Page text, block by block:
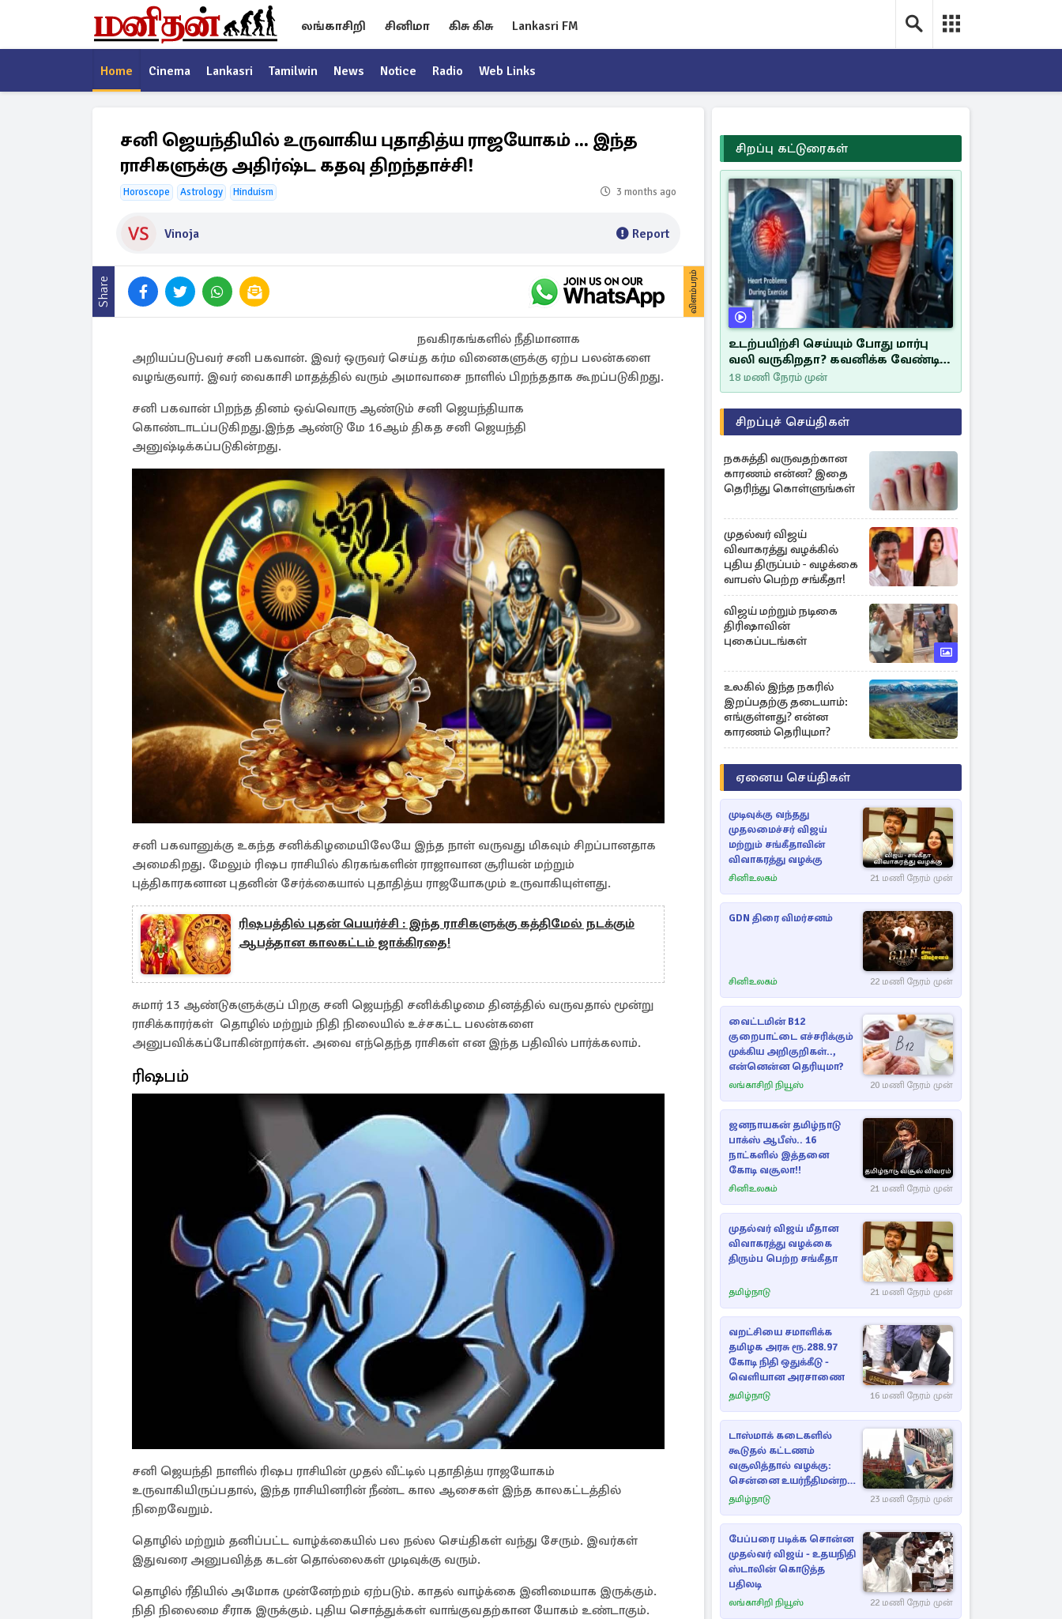
லங்காசிறி சினிமா கிசு கிசு Lankasri FM
Home Cinema Lankasri Tamilwin News Notice Radio Web Links
சனி ஜெயந்தியில் உருவாகிய புதாதித்ய ராஜயோகம் ... இந்த
ராசிகளுக்கு அதிர்ஷ்ட கதவு திறந்தாச்சி!
Horoscope Astrology Hinduism 3 months ago
Vinoja Report
Share விளம்பரம்
நவகிரகங்களில் நீதிமானாக
அறியப்படுபவர் சனி பகவான். இவர் ஒருவர் செய்த கர்ம வினைகளுக்கு ஏற்ப பலன்களை
வழங்குவார். இவர் வைகாசி மாதத்தில் வரும் அமாவாசை நாளில் பிறந்ததாக கூறப்படுகிறது.
சனி பகவான் பிறந்த தினம் ஒவ்வொரு ஆண்டும் சனி ஜெயந்தியாக
கொண்டாடப்படுகிறது.இந்த ஆண்டு மே 16ஆம் திகத சனி ஜெயந்தி
அனுஷ்டிக்கப்படுகின்றது.
சனி பகவானுக்கு உகந்த சனிக்கிழமையிலேயே இந்த நாள் வருவது மிகவும் சிறப்பானதாக
அமைகிறது. மேலும் ரிஷப ராசியில் கிரகங்களின் ராஜாவான சூரியன் மற்றும்
புத்திகாரகனான புதனின் சேர்க்கையால் புதாதித்ய ராஜயோகமும் உருவாகியுள்ளது.
ரிஷபத்தில் புதன் பெயர்ச்சி : இந்த ராசிகளுக்கு கத்திமேல் நடக்கும்
ஆபத்தான காலகட்டம் ஜாக்கிரதை!
சுமார் 13 ஆண்டுகளுக்குப் பிறகு சனி ஜெயந்தி சனிக்கிழமை தினத்தில் வருவதால் மூன்று
ராசிக்காரர்கள் தொழில் மற்றும் நிதி நிலையில் உச்சகட்ட பலன்களை
அனுபவிக்கப்போகின்றார்கள். அவை எந்தெந்த ராசிகள் என இந்த பதிவில் பார்க்கலாம்.
ரிஷபம்
சனி ஜெயந்தி நாளில் ரிஷப ராசியின் முதல் வீட்டில் புதாதித்ய ராஜயோகம்
உருவாகியிருப்பதால், இந்த ராசியினரின் நீண்ட கால ஆசைகள் இந்த காலகட்டத்தில்
நிறைவேறும்.
தொழில் மற்றும் தனிப்பட்ட வாழ்க்கையில் பல நல்ல செய்திகள் வந்து சேரும். இவர்கள்
இதுவரை அனுபவித்த கடன் தொல்லைகள் முடிவுக்கு வரும்.
தொழில் ரீதியில் அமோக முன்னேற்றம் ஏற்படும். காதல் வாழ்க்கை இனிமையாக இருக்கும்.
நிதி நிலைமை சீராக இருக்கும். புதிய சொத்துக்கள் வாங்குவதற்கான யோகம் உண்டாகும்.
சிறப்பு கட்டுரைகள்
உடற்பயிற்சி செய்யும் போது மார்பு
வலி வருகிறதா? கவனிக்க வேண்டிய
எச்சரிக்கை அறிகுறிகள்
18 மணி நேரம் முன்
சிறப்புச் செய்திகள்
நகசுத்தி வருவதற்கான
காரணம் என்ன? இதை
தெரிந்து கொள்ளுங்கள்
முதல்வர் விஜய்
விவாகரத்து வழக்கில்
புதிய திருப்பம் - வழக்கை
வாபஸ் பெற்ற சங்கீதா!
விஜய் மற்றும் நடிகை
திரிஷாவின்
புகைப்படங்கள்
உலகில் இந்த நகரில்
இறப்பதற்கு தடையாம்:
எங்குள்ளது? என்ன
காரணம் தெரியுமா?
ஏனைய செய்திகள்
முடிவுக்கு வந்தது
முதலமைச்சர் விஜய்
மற்றும் சங்கீதாவின்
விவாகரத்து வழக்கு
சினிஉலகம் 21 மணி நேரம் முன்
GDN திரை விமர்சனம்
சினிஉலகம் 22 மணி நேரம் முன்
வைட்டமின் B12
குறைபாட்டை எச்சரிக்கும்
முக்கிய அறிகுறிகள்..,
என்னென்ன தெரியுமா?
லங்காசிறி நியூஸ் 20 மணி நேரம் முன்
ஜனநாயகன் தமிழ்நாடு
பாக்ஸ் ஆபீஸ்.. 16
நாட்களில் இத்தனை
கோடி வசூலா!!
சினிஉலகம் 21 மணி நேரம் முன்
முதல்வர் விஜய் மீதான
விவாகரத்து வழக்கை
திரும்ப பெற்ற சங்கீதா
தமிழ்நாடு 21 மணி நேரம் முன்
வறட்சியை சமாளிக்க
தமிழக அரசு ரூ.288.97
கோடி நிதி ஒதுக்கீடு -
வெளியான அரசாணை
தமிழ்நாடு 16 மணி நேரம் முன்
டாஸ்மாக் கடைகளில்
கூடுதல் கட்டணம்
வசூலித்தால் வழக்கு:
சென்னை உயர்நீதிமன்றம்
உத்தரவு
தமிழ்நாடு 23 மணி நேரம் முன்
பேப்பரை படிக்க சொன்ன
முதல்வர் விஜய் - உதயநிதி
ஸ்டாலின் கொடுத்த
பதிலடி
லங்காசிறி நியூஸ் 22 மணி நேரம் முன்